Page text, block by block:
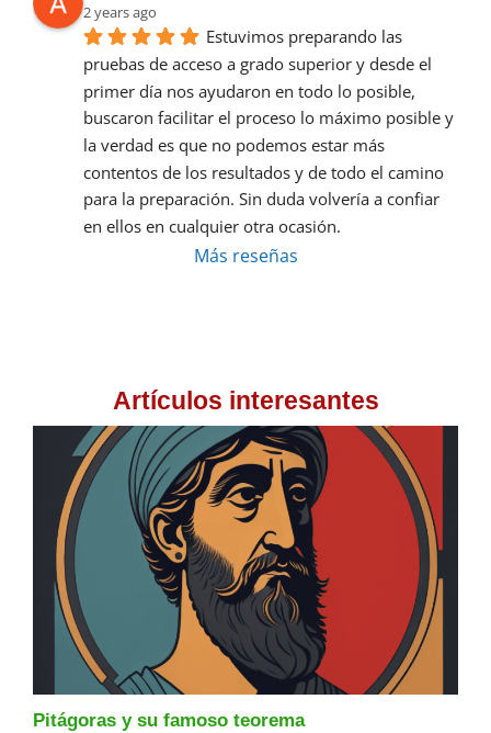
2 years ago
Estuvimos preparando las
pruebas de acceso a grado superior y desde el
primer día nos ayudaron en todo lo posible,
buscaron facilitar el proceso lo máximo posible y
la verdad es que no podemos estar más
contentos de los resultados y de todo el camino
para la preparación. Sin duda volvería a confiar
en ellos en cualquier otra ocasión.
Más reseñas
Artículos interesantes
Pitágoras y su famoso teorema